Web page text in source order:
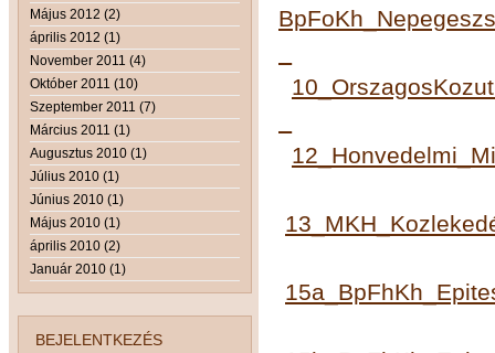
Május 2012 (2)
április 2012 (1)
November 2011 (4)
Október 2011 (10)
Szeptember 2011 (7)
Március 2011 (1)
Augusztus 2010 (1)
Július 2010 (1)
Június 2010 (1)
Május 2010 (1)
április 2010 (2)
Január 2010 (1)
BEJELENTKEZÉS